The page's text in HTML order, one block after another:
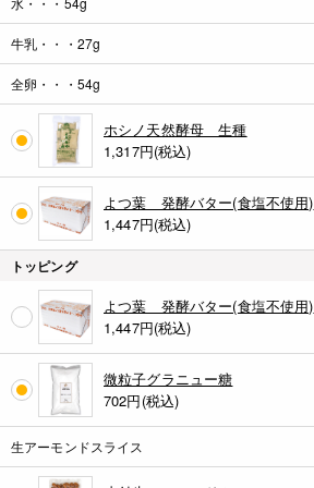
牛乳・・・27g
全卵・・・54g
ホシノ天然酵母 生種
1,317円(税込)
よつ葉 発酵バター(食塩不使用)
1,447円(税込)
トッピング
よつ葉 発酵バター(食塩不使用)
1,447円(税込)
微粒子グラニュー糖
702円(税込)
生アーモンドスライス